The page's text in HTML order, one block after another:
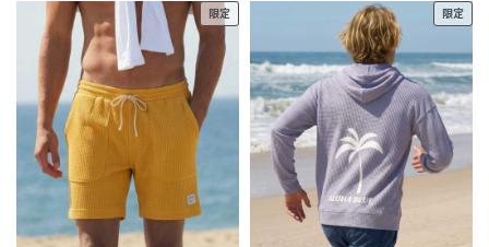
限定 限定